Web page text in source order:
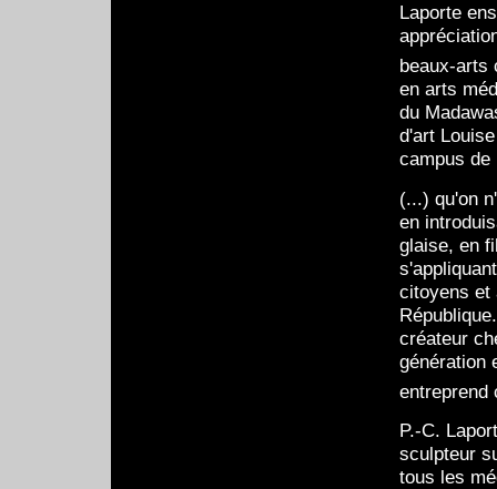
Laporte
beaux-arts
en arts
du
d'art
campus de
(...) qu'on
en
glaise, en
citoyens et
créateur
génération
entreprend
P.-C.
sculpteur
tous les